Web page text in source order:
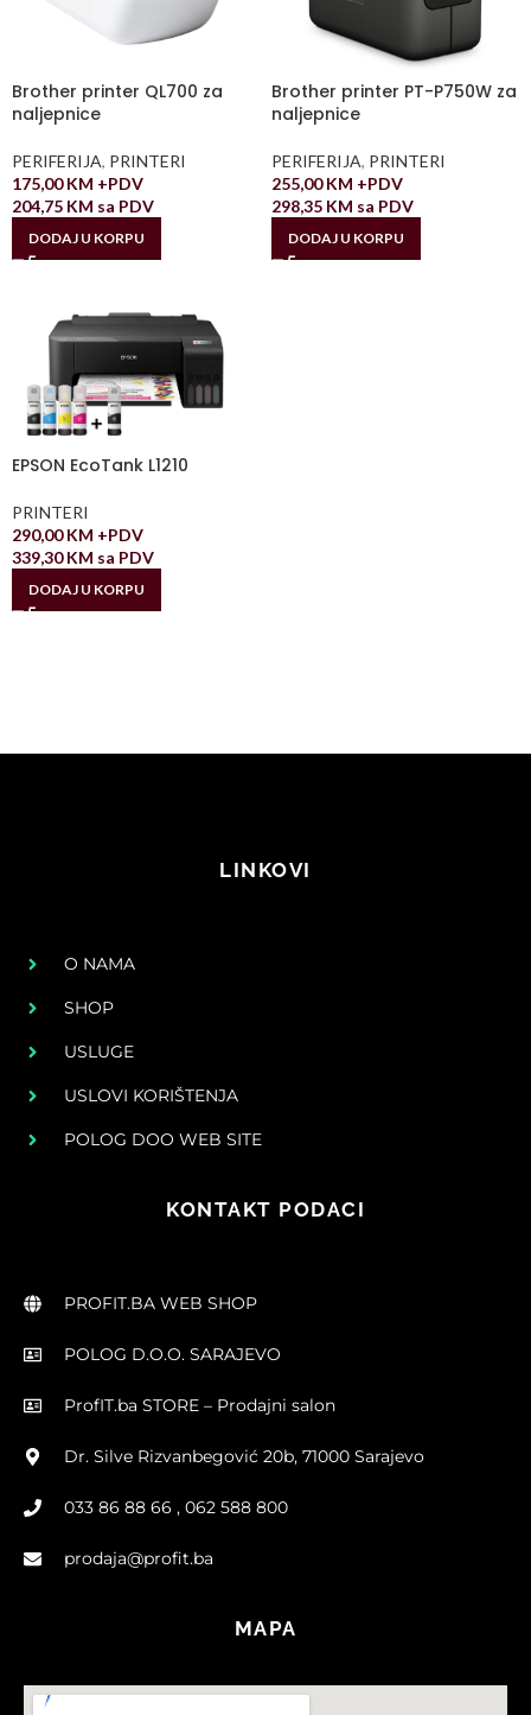
Brother printer QL700 za
naljepnice
PERIFERIJA, PRINTERI
175,00KM +PDV
204,75 KM sa PDV
DODAJ U KORPU
Brother printer PT-P750W za
naljepnice
PERIFERIJA, PRINTERI
255,00KM +PDV
298,35 KM sa PDV
DODAJ U KORPU
EPSON EcoTank L1210
PRINTERI
290,00KM +PDV
339,30KM sa PDV
DODAJ U KORPU
LINKOVI
O NAMA
SHOP
USLUGE
USLOVI KORIŠTENJA
POLOG DOO WEB SITE
KONTAKT PODACI
PROFIT.BA WEB SHOP
POLOG D.O.O. SARAJEVO
ProfIT.ba STORE – Prodajni salon
Dr. Silve Rizvanbegović 20b, 71000 Sarajevo
033 86 88 66 , 062 588 800
prodaja@profit.ba
MAPA